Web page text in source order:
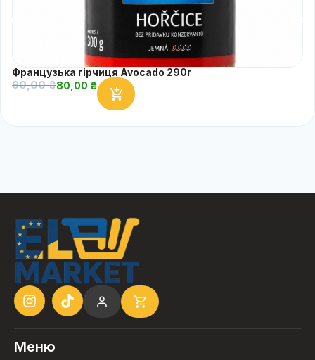
Французька гірчиця Avocado 290г
90,00₴80,00 ₴
Меню